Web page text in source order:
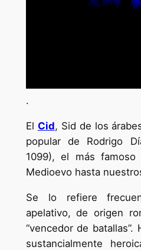
.
El Cid, Sid de los
popular de Rodrigo
1099), el más famoso
Medioevo hasta
Se lo refiere
apelativo, de origen
“vencedor de
sustancialmente